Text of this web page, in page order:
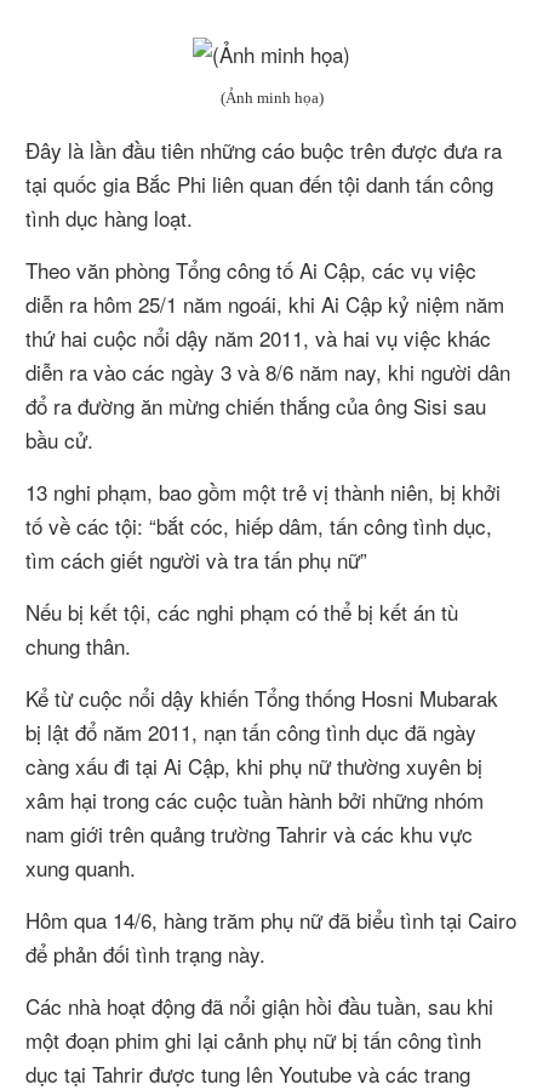
(Ảnh minh họa)
Đây là lần đầu tiên những cáo buộc trên được đưa ra
tại quốc gia Bắc Phi liên quan đến tội danh tấn công
tình dục hàng loạt.
Theo văn phòng Tổng công tố Ai Cập, các vụ việc
diễn ra hôm 25/1 năm ngoái, khi Ai Cập kỷ niệm năm
thứ hai cuộc nổi dậy năm 2011, và hai vụ việc khác
diễn ra vào các ngày 3 và 8/6 năm nay, khi người dân
đổ ra đường ăn mừng chiến thắng của ông Sisi sau
bầu cử.
13 nghi phạm, bao gồm một trẻ vị thành niên, bị khởi
tố về các tội: “bắt cóc, hiếp dâm, tấn công tình dục,
tìm cách giết người và tra tấn phụ nữ”
Nếu bị kết tội, các nghi phạm có thể bị kết án tù
chung thân.
Kể từ cuộc nổi dậy khiến Tổng thống Hosni Mubarak
bị lật đổ năm 2011, nạn tấn công tình dục đã ngày
càng xấu đi tại Ai Cập, khi phụ nữ thường xuyên bị
xâm hại trong các cuộc tuần hành bởi những nhóm
nam giới trên quảng trường Tahrir và các khu vực
xung quanh.
Hôm qua 14/6, hàng trăm phụ nữ đã biểu tình tại Cairo
để phản đối tình trạng này.
Các nhà hoạt động đã nổi giận hồi đầu tuần, sau khi
một đoạn phim ghi lại cảnh phụ nữ bị tấn công tình
dục tại Tahrir được tung lên Youtube và các trang